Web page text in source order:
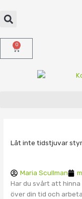
till
innehåll
0
Varukorg
Låt inte tidstjuvar
Maria Scullman
Har du svårt att
över din tid och